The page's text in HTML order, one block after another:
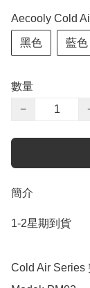
Aecooly Cold
黑色 藍色
數量
−
簡介
1-2星期到貨
Cold Air Series